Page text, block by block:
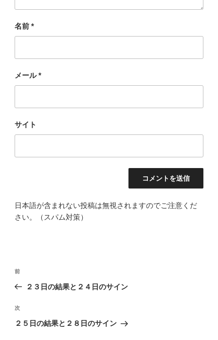
名前 *
メール*
サイト
日本語が含まれない投稿は無視されますのでご注意くだ
さい。（スパム対策）
投
ビ
ゲ
過
去
投
稿
前
２３日の結果と２４日のサイン
次
の
次
２５日の結果と２８日のサイン